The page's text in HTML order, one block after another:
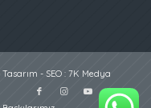
- SEO: 7K Medya